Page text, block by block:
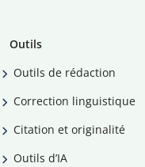
Outils
Outils de rédaction
Correction linguistique
Citation et originalité
Outils d’IA